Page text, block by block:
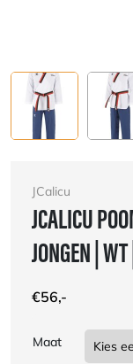
JCalicu
JCALICU
JONGEN |
€56,-
Maat